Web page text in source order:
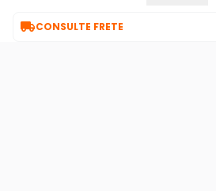
CONSULTE FRETE